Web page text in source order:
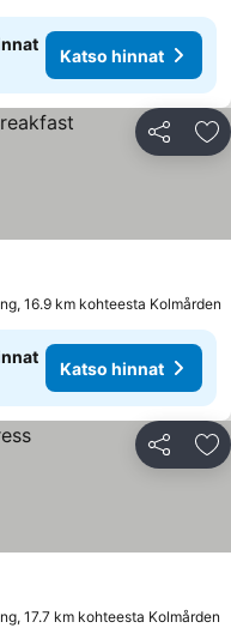
Katso hinnat
Jaa
16.9 km kohteesta Kolmården
Katso hinnat
Jaa
17.7 km kohteesta Kolmården